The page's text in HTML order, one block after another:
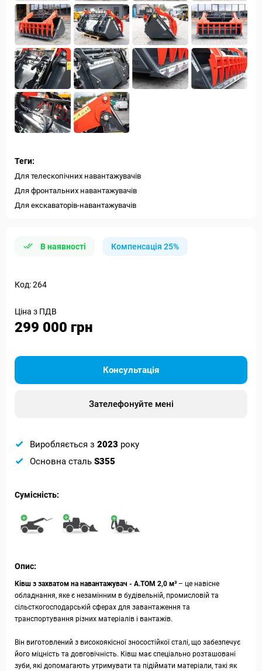
Теги:
Для телескопічних навантажувачів
Для фронтальних навантажувачів
Для екскаваторів-навантажувачів
В наявності Компенсація 25%
Код: 264
Ціна з ПДВ
299 000 грн
Консультація
Зателефонуйте мені
Виробляється з 2023 року
Основна сталь S355
Сумісність:
Опис:
Ківш з захватом на навантажувач - А.ТОМ 2,0 м³ – це навісне
обладнання, яке є незамінним в будівельній, промисловій та
сільсткогосподарській сферах для завантаження та
транспортування різних матеріалів і вантажів.
Він виготовлений з високоякісної зносостійкої сталі, що забезпечує
його міцність та довговічність. Ківш має спеціально розташовані
зуби, які допомагають утримувати та підіймати матеріали, такі як